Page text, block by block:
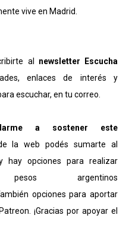
vive en Madrid.
al newsletter Escucha
enlaces de interés y
escuchar, en tu correo.
a sostener este
la web podés sumarte al
hay opciones para realizar
argentinos
opciones para aportar
¡Gracias por apoyar el